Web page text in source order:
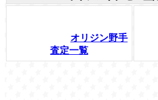
オリジン野手
査定一覧